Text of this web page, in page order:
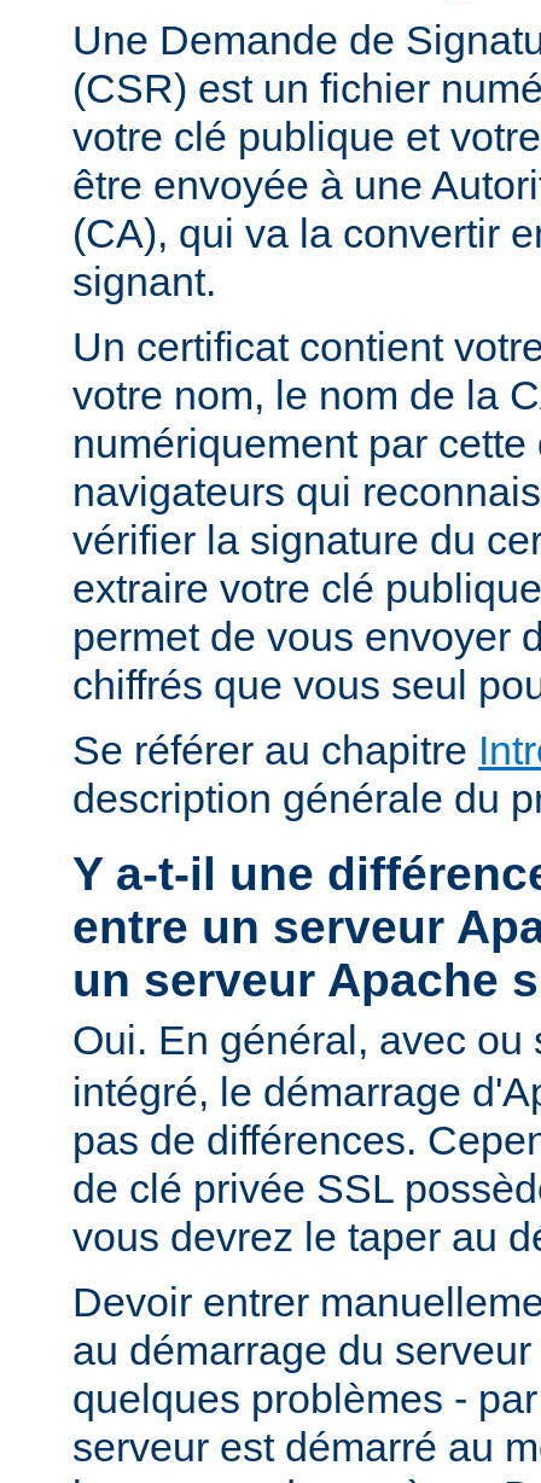
Une Demande de
(CSR) est un fichier
votre clé publique et
être envoyée à une
(CA), qui va la convertir
signant.
Un certificat contient
votre nom, le nom de la
numériquement par
navigateurs qui
vérifier la signature du
extraire votre clé
permet de vous envoyer
chiffrés que vous seul
Se référer au chapitre
description générale du
Y a-t-il une
entre un serveur
un serveur Apache
Oui. En général, avec
intégré, le démarrage
pas de différences.
de clé privée SSL
vous devrez le taper au
Devoir entrer
au démarrage du
quelques problèmes -
serveur est démarré au